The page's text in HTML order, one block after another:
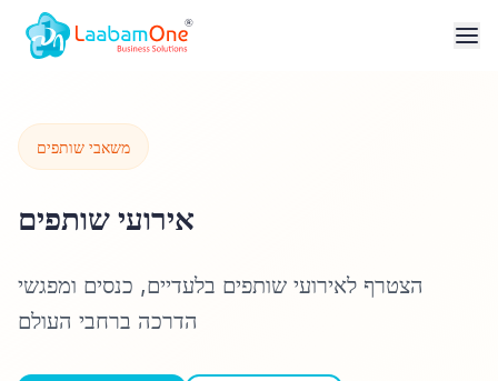
משאבי שותפים
אירועי שותפים
הצטרף לאירועי שותפים בלעדיים, כנסים ומפגשי
הדרכה ברחבי העולם